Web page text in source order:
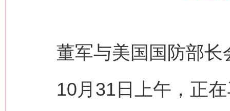
董军与美国国防部长
10月31日上午，正在